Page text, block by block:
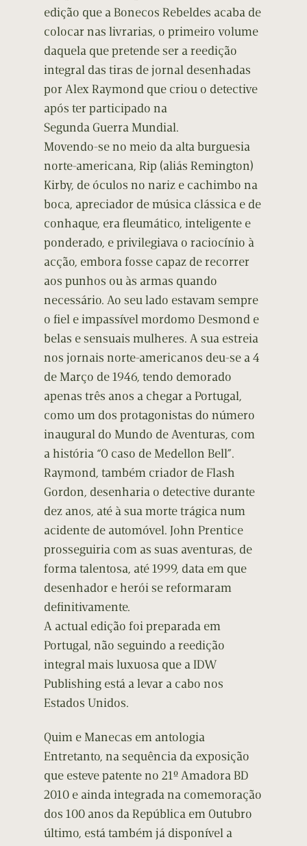
edição que a Bonecos Rebeldes acaba de
colocar nas livrarias, o primeiro volume
daquela que pretende ser a reedição
integral das tiras de jornal desenhadas
por Alex Raymond que criou o detective
após ter participado na
Segunda Guerra Mundial.
Movendo-se no meio da alta burguesia
norte-americana, Rip (aliás Remington)
Kirby, de óculos no nariz e cachimbo na
boca, apreciador de música clássica e de
conhaque, era fleumático, inteligente e
ponderado, e privilegiava o raciocínio à
acção, embora fosse capaz de recorrer
aos punhos ou às armas quando
necessário. Ao seu lado estavam sempre
o fiel e impassível mordomo Desmond e
belas e sensuais mulheres. A sua estreia
nos jornais norte-americanos deu-se a 4
de Março de 1946, tendo demorado
apenas três anos a chegar a Portugal,
como um dos protagonistas do número
inaugural do Mundo de Aventuras, com
a história “O caso de Medellon Bell”.
Raymond, também criador de Flash
Gordon, desenharia o detective durante
dez anos, até à sua morte trágica num
acidente de automóvel. John Prentice
prosseguiria com as suas aventuras, de
forma talentosa, até 1999, data em que
desenhador e herói se reformaram
definitivamente.
A actual edição foi preparada em
Portugal, não seguindo a reedição
integral mais luxuosa que a IDW
Publishing está a levar a cabo nos
Estados Unidos.
Quim e Manecas em antologia
Entretanto, na sequência da exposição
que esteve patente no 21º Amadora BD
2010 e ainda integrada na comemoração
dos 100 anos da República em Outubro
último, está também já disponível a